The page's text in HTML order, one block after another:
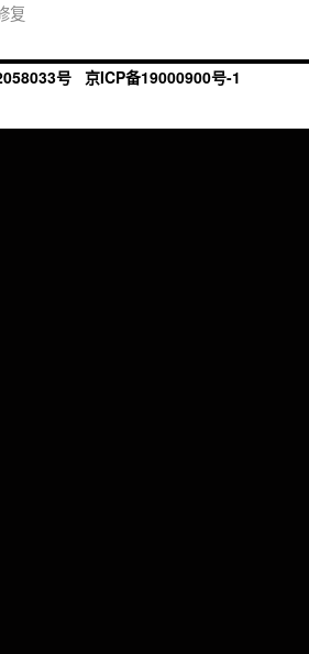
复
号 京ICP备19000900号-1